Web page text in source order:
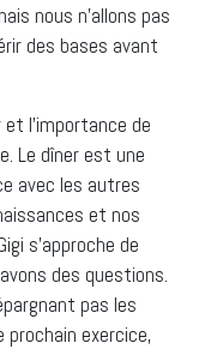
nous n’allons pas
des bases avant
l’importance de
Le dîner est une
avec les autres
et nos
s’approche de
des questions.
pas les
prochain exercice,